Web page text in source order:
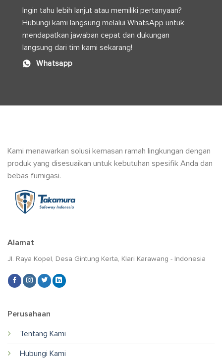
Ingin tahu lebih lanjut atau memiliki pertanyaan?
Hubungi kami langsung melalui WhatsApp untuk
mendapatkan jawaban cepat dan dukungan
langsung dari tim kami sekarang!
Whatsapp
Kami menawarkan solusi kemasan ramah lingkungan dengan
produk yang disesuaikan untuk kebutuhan spesifik Anda dan
bebas fumigasi.
Perusahaan
Tentang Kami
Hubungi Kami
Alamat
Jl. Raya Kopel, Desa Gintung Kerta, Klari Karawang - Indonesia